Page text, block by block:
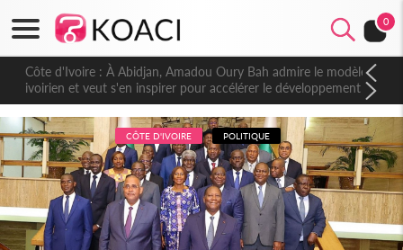
0
Côte d'Ivoire : À Abidjan, Amadou Oury Bah admire le modèle
ivoirien et veut s'en inspirer pour accélérer le développement
de la Guinée
CÔTE D'IVOIRE POLITIQUE